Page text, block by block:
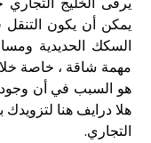
يمكن أن يكون
السكك الحديدية
مهمة شاقة ، خاصة
هو السبب في أن
هلا درايف هنا لتزويدك
التجاري.